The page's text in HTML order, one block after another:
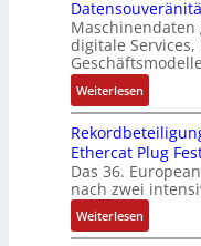
g
e
b
u
n
g
e
n
o
n
s
a
n
a
l
y
s
e
r
k
z
e
u
g
e
e
r
w
a
c
h
t
t
h
e
r
m
t
2
0
u
n
d
4
0
A
l
e
i
u
n
g
e
n
e
digitale
Weiterlesen:
D
a
t
e
n
s
o
Ethercat Plug
Das 36.
nach zwei
Weiterlesen:
R